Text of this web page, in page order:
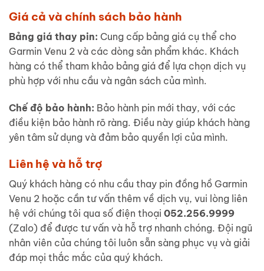
Giá cả và chính sách bảo hành
Bảng giá thay pin: Cung cấp bảng giá cụ thể cho
Garmin Venu 2 và các dòng sản phẩm khác. Khách
hàng có thể tham khảo bảng giá để lựa chọn dịch vụ
phù hợp với nhu cầu và ngân sách của mình.
Chế độ bảo hành: Bảo hành pin mới thay, với các
điều kiện bảo hành rõ ràng. Điều này giúp khách hàng
yên tâm sử dụng và đảm bảo quyền lợi của mình.
Liên hệ và hỗ trợ
Quý khách hàng có nhu cầu thay pin đồng hồ Garmin
Venu 2 hoặc cần tư vấn thêm về dịch vụ, vui lòng liên
hệ với chúng tôi qua số điện thoại 052.256.9999
(Zalo) để được tư vấn và hỗ trợ nhanh chóng. Đội ngũ
nhân viên của chúng tôi luôn sẵn sàng phục vụ và giải
đáp mọi thắc mắc của quý khách.